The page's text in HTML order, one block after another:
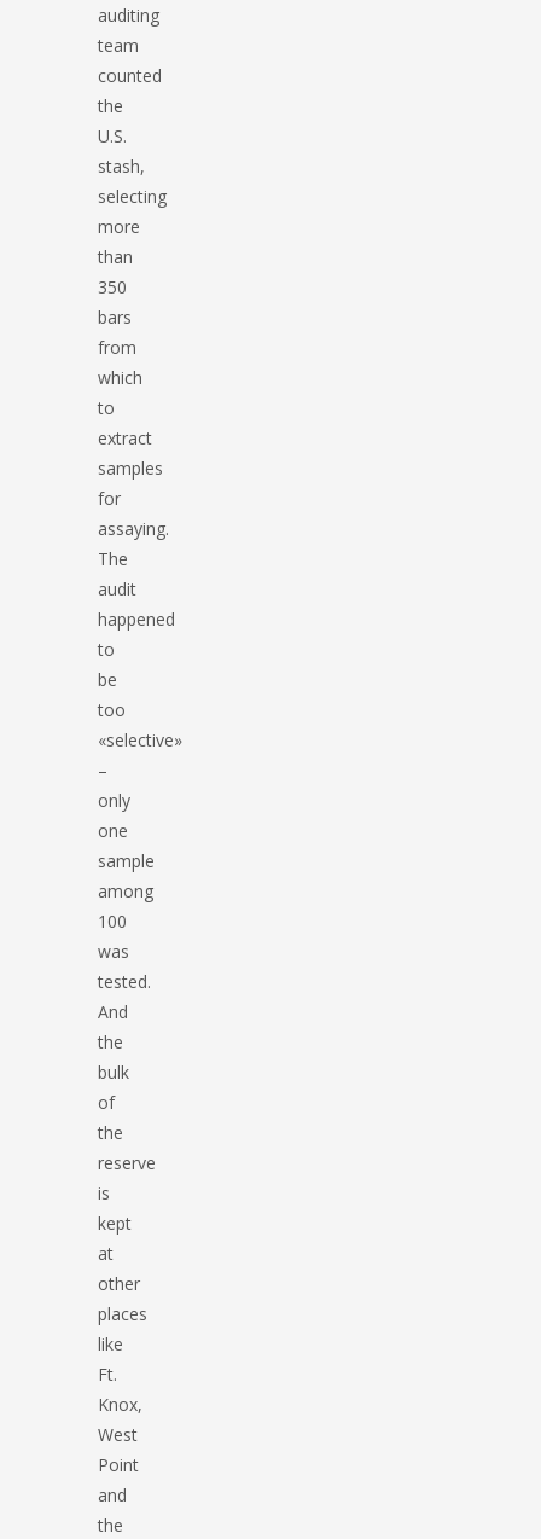
auditing
team
counted
the
U.S.
stash,
selecting
more
than
350
bars
from
which
to
extract
samples
for
assaying.
The
audit
happened
to
be
too
«selective»
–
only
one
sample
among
100
was
tested.
And
the
bulk
of
the
reserve
is
kept
at
other
places
like
Ft.
Knox,
West
Point
and
the